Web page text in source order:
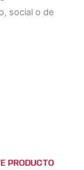
social o de
PRODUCTO